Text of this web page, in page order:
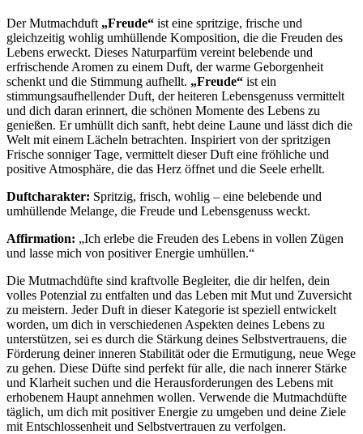
Der Mutmachduft „Freude“ ist eine spritzige, frische und
gleichzeitig wohlig umhüllende Komposition, die die Freuden des
Lebens erweckt. Dieses Naturparfüm vereint belebende und
erfrischende Aromen zu einem Duft, der warme Geborgenheit
schenkt und die Stimmung aufhellt. „Freude“ ist ein
stimmungsaufhellender Duft, der heiteren Lebensgenuss vermittelt
und dich daran erinnert, die schönen Momente des Lebens zu
genießen. Er umhüllt dich sanft, hebt deine Laune und lässt dich die
Welt mit einem Lächeln betrachten. Inspiriert von der spritzigen
Frische sonniger Tage, vermittelt dieser Duft eine fröhliche und
positive Atmosphäre, die das Herz öffnet und die Seele erhellt.
Duftcharakter: Spritzig, frisch, wohlig – eine belebende und
umhüllende Melange, die Freude und Lebensgenuss weckt.
Affirmation: „Ich erlebe die Freuden des Lebens in vollen Zügen
und lasse mich von positiver Energie umhüllen.“
Die Mutmachdüfte sind kraftvolle Begleiter, die dir helfen, dein
volles Potenzial zu entfalten und das Leben mit Mut und Zuversicht
zu meistern. Jeder Duft in dieser Kategorie ist speziell entwickelt
worden, um dich in verschiedenen Aspekten deines Lebens zu
unterstützen, sei es durch die Stärkung deines Selbstvertrauens, die
Förderung deiner inneren Stabilität oder die Ermutigung, neue Wege
zu gehen. Diese Düfte sind perfekt für alle, die nach innerer Stärke
und Klarheit suchen und die Herausforderungen des Lebens mit
erhobenem Haupt annehmen wollen. Verwende die Mutmachdüfte
täglich, um dich mit positiver Energie zu umgeben und deine Ziele
mit Entschlossenheit und Selbstvertrauen zu verfolgen.